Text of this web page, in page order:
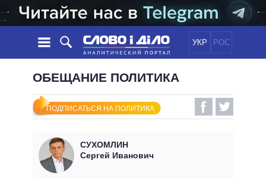
УКР РОС
НОВОСТИ
ЛЕНТА
СОБЫТИЯ
СТАТЬИ
МНЕНИЯ
ОБЗОРЫ
ПОЛИТИКА
ЭКОНОМИКА
МИР
ОБЕЩАНИЯ
ВСЕ ПОЛИТИКИ
ПРЕЗИДЕНТ И ОФИС
ИНФОГРАФИКА
ОБЕЩАНИЕ ПОЛИТИКА
ПОДПИСАТЬСЯ НА ПОЛИТИКА
СУХОМЛИН
Сергей Иванович